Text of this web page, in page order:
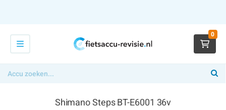
0
Shimano Steps BT-E6001 36v